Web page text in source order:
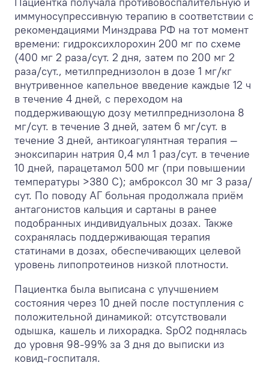
иммуносупрессивную терапию в соответствии с
рекомендациями Минздрава РФ на тот момент
времени: гидроксихлорохин 200 мг по схеме
(400 мг 2 раза/сут. 2 дня, затем по 200 мг 2
раза/сут., метилпреднизолон в дозе 1 мг/кг
внутривенное капельное введение каждые 12 ч
в течение 4 дней, с переходом на
поддерживающую дозу метилпреднизолона 8
мг/сут. в течение 3 дней, затем 6 мг/сут. в
течение 3 дней, антикоагулянтная терапия —
эноксипарин натрия 0,4 мл 1 раз/сут. в течение
10 дней, парацетамол 500 мг (при повышении
температуры >380 С); амброксол 30 мг 3 раза/
сут. По поводу АГ больная продолжала приём
антагонистов кальция и сартаны в ранее
подобранных индивидуальных дозах. Также
сохранялась поддерживающая терапия
статинами в дозах, обеспечивающих целевой
уровень липопротеинов низкой плотности.
Пациентка была выписана с улучшением
состояния через 10 дней после поступления с
положительной динамикой: отсутствовали
одышка, кашель и лихорадка. SpО2 поднялась
до уровня 98-99% за 3 дня до выписки из
ковид-госпиталя.